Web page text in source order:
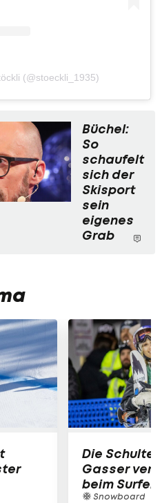
(@stoeckli_1935)
Büchel:
So
schaufelt
sich der
Skisport
sein
eigenes
Grab
Die
Gasser
beim Surfen
Snowboard